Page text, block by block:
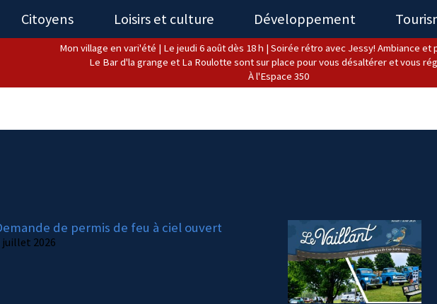
Citoyens Loisirs et culture Développement
Mon village en vari'été | Le jeudi 6 août dès 18 h | Soirée rétro avec Jessy! Ambiance et
Le Bar d'la grange et La Roulotte sont sur place pour vous désaltérer et vous
À l'Espace 350
de permis de feu à ciel ouvert
juillet 2026